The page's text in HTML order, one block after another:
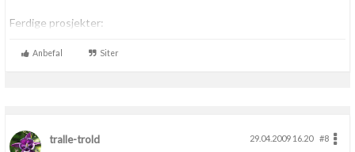
Ferdige prosjekter:
Oppussing av kjøkken
Anbefal Siter
tralle-trold 29.04.2009 16.20
#8